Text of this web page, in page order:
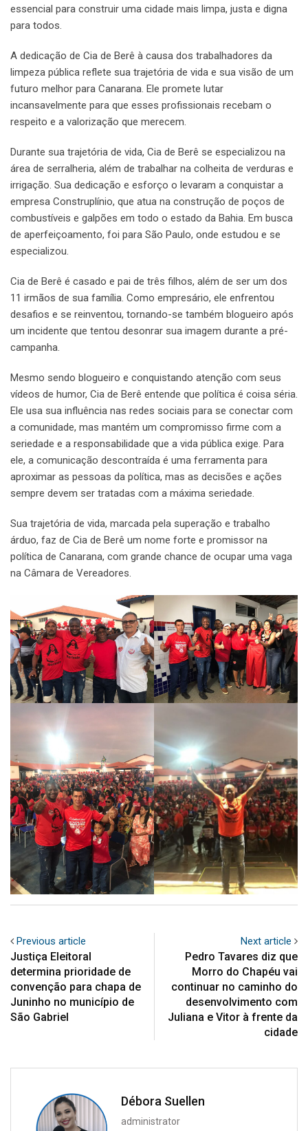
essencial para construir uma cidade mais limpa, justa e digna
para todos.
A dedicação de Cia de Berê à causa dos trabalhadores da
limpeza pública reflete sua trajetória de vida e sua visão de um
futuro melhor para Canarana. Ele promete lutar
incansavelmente para que esses profissionais recebam o
respeito e a valorização que merecem.
Durante sua trajetória de vida, Cia de Berê se especializou na
área de serralheria, além de trabalhar na colheita de verduras e
irrigação. Sua dedicação e esforço o levaram a conquistar a
empresa Construplínio, que atua na construção de poços de
combustíveis e galpões em todo o estado da Bahia. Em busca
de aperfeiçoamento, foi para São Paulo, onde estudou e se
especializou.
Cia de Berê é casado e pai de três filhos, além de ser um dos
11 irmãos de sua família. Como empresário, ele enfrentou
desafios e se reinventou, tornando-se também blogueiro após
um incidente que tentou desonrar sua imagem durante a pré-
campanha.
Mesmo sendo blogueiro e conquistando atenção com seus
vídeos de humor, Cia de Berê entende que política é coisa séria.
Ele usa sua influência nas redes sociais para se conectar com
a comunidade, mas mantém um compromisso firme com a
seriedade e a responsabilidade que a vida pública exige. Para
ele, a comunicação descontraída é uma ferramenta para
aproximar as pessoas da política, mas as decisões e ações
sempre devem ser tratadas com a máxima seriedade.
Sua trajetória de vida, marcada pela superação e trabalho
árduo, faz de Cia de Berê um nome forte e promissor na
política de Canarana, com grande chance de ocupar uma vaga
na Câmara de Vereadores.
Previous article
Justiça Eleitoral
determina prioridade de
convenção para chapa de
Juninho no município de
São Gabriel
Next article
Pedro Tavares diz que
Morro do Chapéu vai
continuar no caminho do
desenvolvimento com
Juliana e Vitor à frente da
cidade
Débora Suellen
administrator